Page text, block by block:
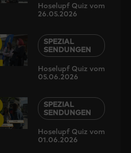
Hoselupf Quiz vom
26.05.2026
SPEZIAL
SENDUNGEN
Hoselupf Quiz vom
05.06.2026
SPEZIAL
SENDUNGEN
Hoselupf Quiz vom
01.06.2026